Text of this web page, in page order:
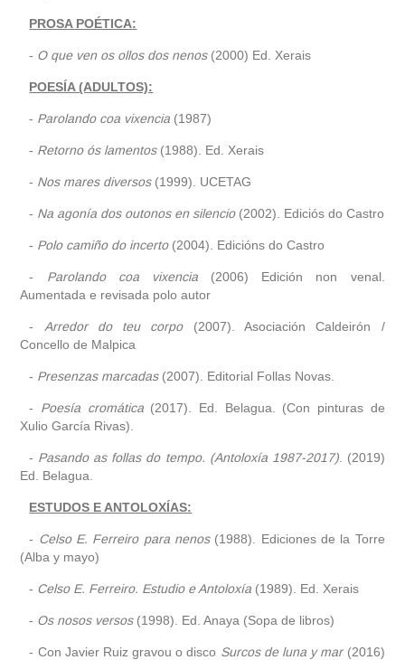
PROSA POÉTICA:
- O que ven os ollos dos nenos(2000) Ed. Xerais
POESÍA (ADULTOS):
- Parolando coa vixencia (1987)
- Retorno ós lamentos(1988). Ed. Xerais
- Nos mares diversos(1999). UCETAG
- Na agonía dos outonos en silencio(2002). Ediciós do Castro
- Polo camiño do incerto(2004). Edicións do Castro
- Parolando coa vixencia(2006) Edición non venal.
Aumentada e revisada polo autor
- Arredor do teu corpo(2007). Asociación Caldeirón /
Concello de Malpica
- Presenzas marcadas(2007). Editorial Follas Novas.
- Poesía cromática(2017). Ed. Belagua. (Con pinturas de
Xulio García Rivas).
- Pasando as follas do tempo. (Antoloxía 1987-2017). (2019)
Ed. Belagua.
ESTUDOS E ANTOLOXÍAS:
- Celso E. Ferreiro para nenos(1988). Ediciones de la Torre
(Alba y mayo)
- Celso E. Ferreiro. Estudio e Antoloxía (1989). Ed. Xerais
- Os nosos versos(1998). Ed. Anaya (Sopa de libros)
- Con Javier Ruiz gravou o disco Surcos de luna y mar(2016)